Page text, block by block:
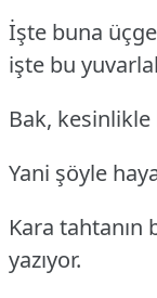
İşte buna
işte bu
Bak,
Yani şöyle
Kara tahtanın
yazıyor.